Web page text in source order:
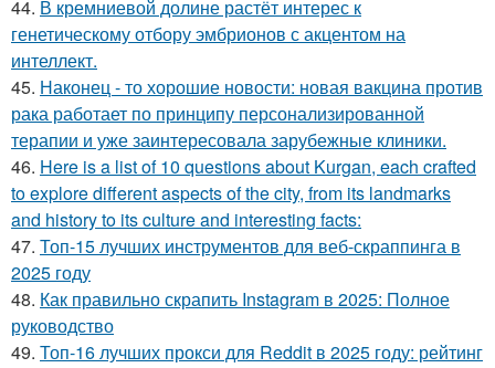
44. В кремниевой долине растёт интерес к
генетическому отбору эмбрионов с акцентом на
интеллект.
45. Наконец - то хорошие новости: новая вакцина против
рака работает по принципу персонализированной
терапии и уже заинтересовала зарубежные клиники.
46. Here is a list of 10 questions about Kurgan, each crafted
to explore different aspects of the city, from its landmarks
and history to its culture and interesting facts:
47. Топ-15 лучших инструментов для веб-скраппинга в
2025 году
48. Как правильно скрапить Instagram в 2025: Полное
руководство
49. Топ-16 лучших прокси для Reddit в 2025 году: рейтинг